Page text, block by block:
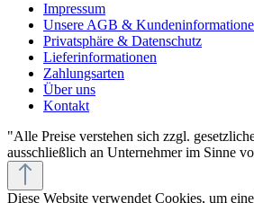
Impressum
Unsere AGB &
Privatsphäre & Datenschutz
Lieferinformationen
Zahlungsarten
Über uns
Kontakt
"Alle Preise verstehen sich zzgl.
ausschließlich an Unternehmer im Sinne
Diese Website verwendet Cookies, um